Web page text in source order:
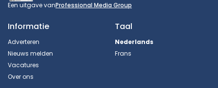
Een uitgave vanProfessional Media Group
Informatie
Adverteren
Nieuws melden
Vacatures
Over ons
Taal
Nederlands
Frans